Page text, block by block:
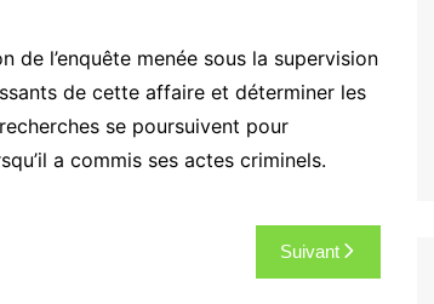
de l’enquête menée sous la supervision
de cette affaire et déterminer les
se poursuivent pour
a commis ses actes criminels.
Suivant